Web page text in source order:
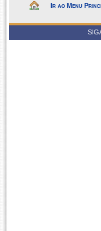
Ir ao Menu